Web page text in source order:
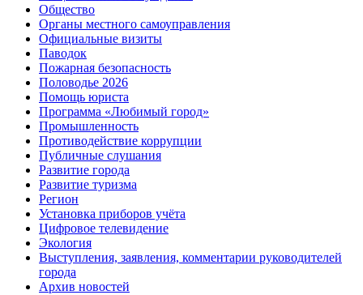
Общество
Органы местного самоуправления
Официальные визиты
Паводок
Пожарная безопасность
Половодье 2026
Помощь юриста
Программа «Любимый город»
Промышленность
Противодействие коррупции
Публичные слушания
Развитие города
Развитие туризма
Регион
Установка приборов учёта
Цифровое телевидение
Экология
Выступления, заявления, комментарии руководителей
города
Архив новостей